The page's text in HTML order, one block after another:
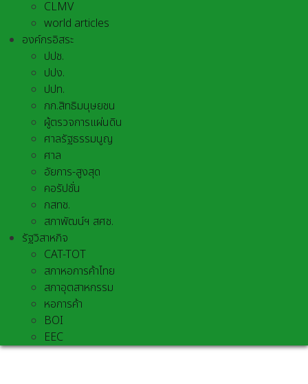
CLMV
world articles
องค์กรอิสระ
ปปช.
ปปง.
ปปท.
กก.สิทธิมนุษยชน
ผู้ตรวจการแผ่นดิน
ศาลรัฐธรรมนูญ
ศาล
อัยการ-สูงสุด
คอรัปชั่น
กสทช.
สภาพัฒน์ฯ สศช.
รัฐวิสาหกิจ
CAT-TOT
สภาหอการค้าไทย
สภาอุตสาหกรรม
หอการค้า
BOI
EEC